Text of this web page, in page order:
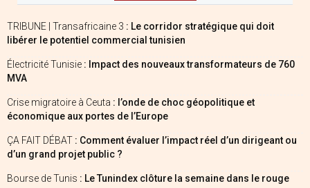
TRIBUNE | Transafricaine 3 : Le corridor stratégique qui doit
libérer le potentiel commercial tunisien
Électricité Tunisie : Impact des nouveaux transformateurs de 760
MVA
Crise migratoire à Ceuta : l’onde de choc géopolitique et
économique aux portes de l’Europe
ÇA FAIT DÉBAT : Comment évaluer l’impact réel d’un dirigeant ou
d’un grand projet public ?
Bourse de Tunis : Le Tunindex clôture la semaine dans le rouge